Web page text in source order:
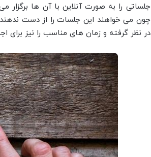
جلساتی را به صورت آنلاین با آن ها
چون می خواهند این جلسات را از دست ندهند.
در نظر گرفته و زمان های مناسب را نیز